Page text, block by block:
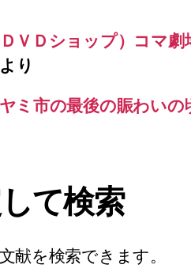
ＶＤショップ）コマ劇
より
ミ市の最後の賑わいの
て検索
献を検索できます。